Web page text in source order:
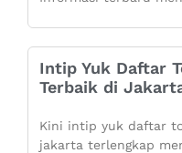
Intip Yuk Daftar
Terbaik di
Kini intip yuk daftar
jakarta terlengkap